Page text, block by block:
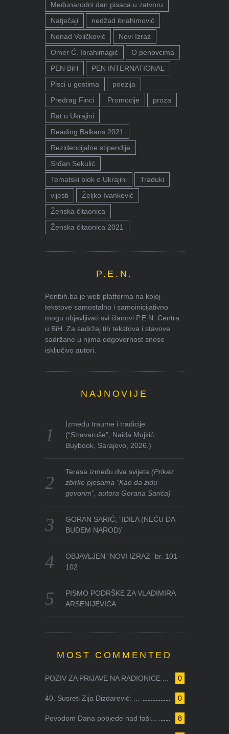
Međunarodni dan pisaca u zatvoru
Natječaji
nedžad ibrahimović
Nenad Veličković
Novi Izraz
Omer Ć. Ibrahimagić
O penovcima
PEN BiH
PEN INTERNATIONAL
Pisci u gostima
poezija
Predrag Finci
Promocije
proza
Rat u Ukrajini
Reading Balkans 2021
Rezidencijalne stipendije
Srđan Sekulić
Tematski blok o Ukrajini
Traduki
vijesti
Željko Ivanković
Ženska čitaonica
Ženska čitaonica 2021
P.E.N.
Penbih.ba je web platforma na kojoj
tekstove samostalno i samoinicijativno
mogu objavljivati svi članovi P.E.N. Centra
u BiH. Za sadržaj tih tekstova i stavove
sadržane u njima odgovornost snose
isključivo autori.
NAJNOVIJE
Između traume i tradicije
(“Stravaruše”, Naida Mujkić,
Buybook, Sarajevo, 2026.)
Terasa između dva svijeta(Prikaz
zbirke pjesama “Kao da zidu
govorim”, autora Gorana Sarića)
GORAN SARIĆ, “IDILA (NEĆU DA
BUDEM NAROD)”
OBJAVLJEN “NOVI IZRAZ” br. 101-
102
PISMO PODRŠKE ZA VLADIMIRA
ARSENIJEVIĆA
MOST COMMENTED
0
POZIV ZA PRIJAVE NA RADIONICE ...
0
40. Susreti Zija Dizdarević: ...
8
Povodom Dana pobjede nad faši...